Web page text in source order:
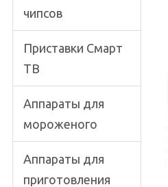
чипсов
Приставки Смарт
ТВ
Аппараты для
мороженого
Аппараты для
приготовления